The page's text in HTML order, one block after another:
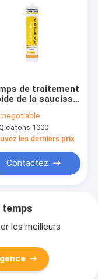
de traitement
de la saucisse
de la fenêtre
résistant
negotiable
catons 1000
les derniers prix
Contactez
temps
les meilleurs